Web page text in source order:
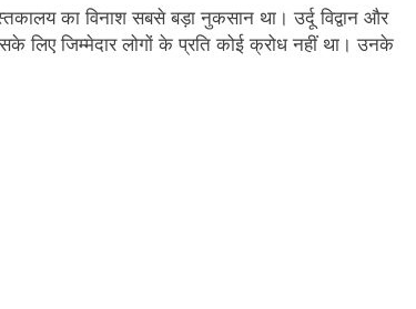
का विनाश सबसे बड़ा नुकसान था। उर्दू विद्वान और
जिम्मेदार लोगों के प्रति कोई क्रोध नहीं था। उनके